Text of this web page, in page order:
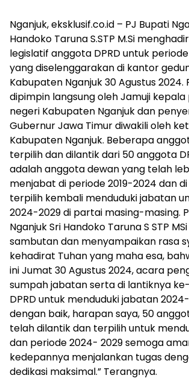
Nganjuk, eksklusif.co.id – PJ Bupati
Handoko Taruna S.STP M.Si
legislatif anggota DPRD untuk
yang diselenggarakan di kantor
Kabupaten Nganjuk 30 Agustus 2024.
dipimpin langsung oleh Jamuji
negeri Kabupaten Nganjuk dan
Gubernur Jawa Timur diwakili oleh
Kabupaten Nganjuk. Beberapa
terpilih dan dilantik dari 50 anggota
adalah anggota dewan yang telah
menjabat di periode 2019-2024 dan
terpilih kembali menduduki jabatan
2024-2029 di partai masing-masing.
Nganjuk Sri Handoko Taruna S STP
sambutan dan menyampaikan rasa
kehadirat Tuhan yang maha esa,
ini Jumat 30 Agustus 2024, acara
sumpah jabatan serta di lantiknya
DPRD untuk menduduki jabatan
dengan baik, harapan saya, 50
telah dilantik dan terpilih untuk
dan periode 2024- 2029 semoga
kedepannya menjalankan tugas
dedikasi maksimal.” Terangnya.